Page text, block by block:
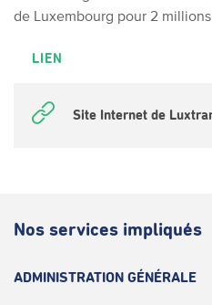
de Luxembourg pour 2 millions
LIEN
Site Internet de
Nos services impliqués
ADMINISTRATION GÉNÉRALE